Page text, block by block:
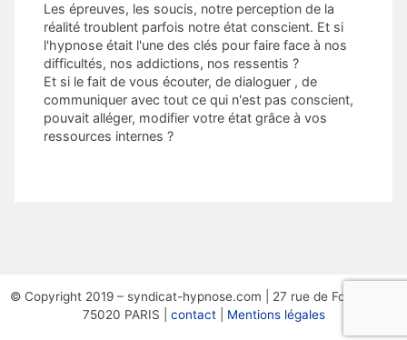
Les épreuves, les soucis, notre perception de la
réalité troublent parfois notre état conscient. Et si
l'hypnose était l'une des clés pour faire face à nos
difficultés, nos addictions, nos ressentis ?
Et si le fait de vous écouter, de dialoguer , de
communiquer avec tout ce qui n'est pas conscient,
pouvait alléger, modifier votre état grâce à vos
ressources internes ?
© Copyright 2019 – syndicat-hypnose.com | 27 rue de Fontarabie,
75020 PARIS | contact| Mentions légales